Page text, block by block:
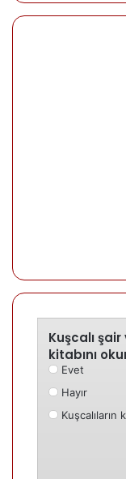
Kuşcalı
kitabını
Evet
Hayır
Kuşcalıların